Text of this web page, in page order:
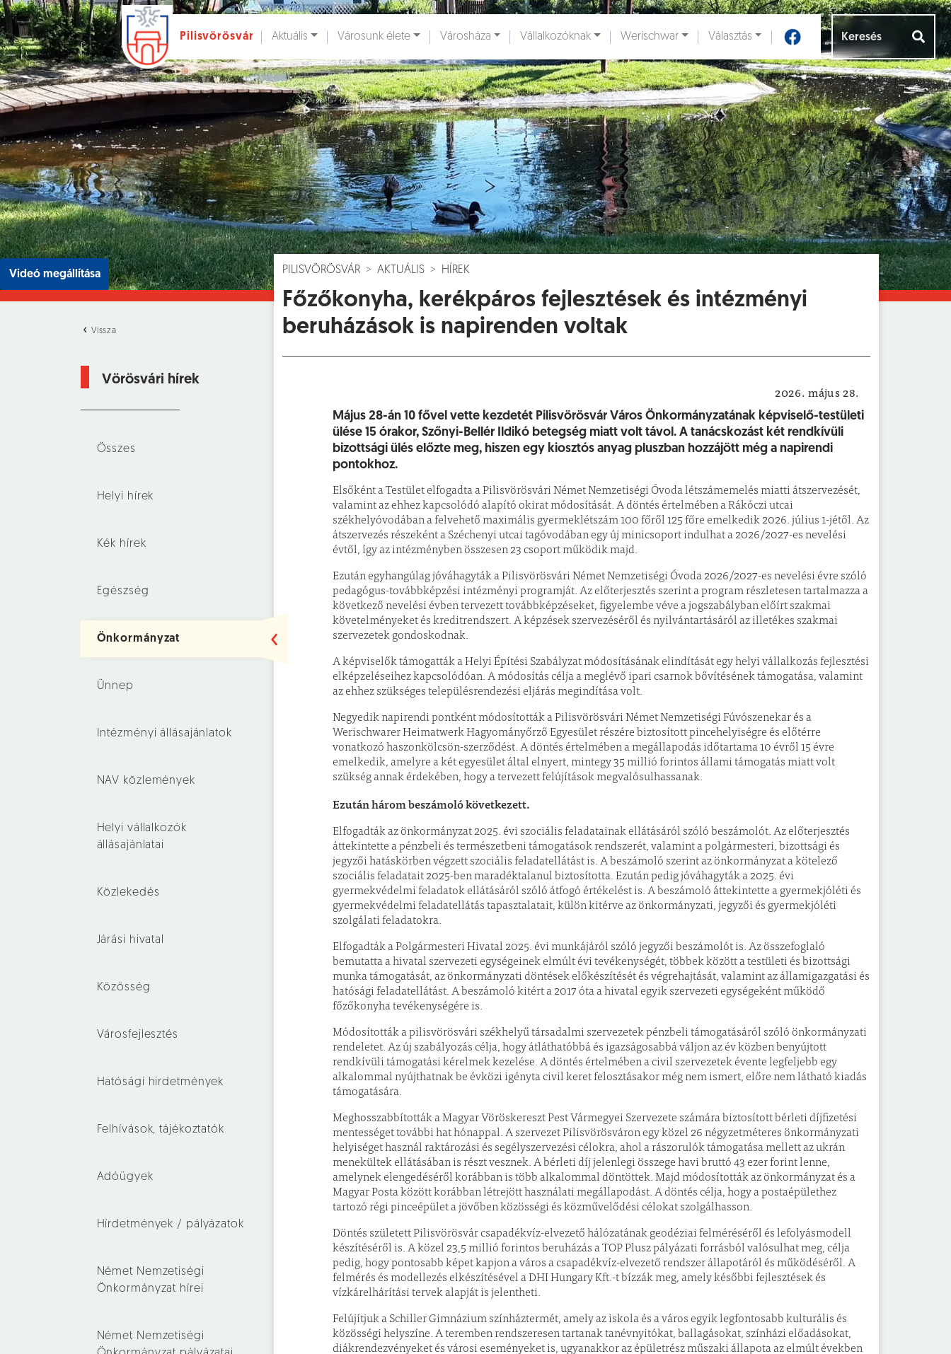
Ugrás a fő tartalomhoz
Pilisvörösvár Aktuális Városunk élete Városháza Vállalkozóknak Werischwar Választás
Videó megállítása
Vissza
Vörösvári hírek
Összes
Helyi hírek
Kék hírek
Egészség
Önkormányzat
Ünnep
Intézményi állásajánlatok
NAV közlemények
Helyi vállalkozók
állásajánlatai
Közlekedés
Járási hivatal
Közösség
Városfejlesztés
Hatósági hirdetmények
Felhívások, tájékoztatók
Adóügyek
Hírdetmények / pályázatok
Német Nemzetiségi
Önkormányzat hírei
Német Nemzetiségi
PILISVÖRÖSVÁR AKTUÁLIS HÍREK
Főzőkonyha, kerékpáros fejlesztések és intézményi
beruházások is napirenden voltak
Önkormányzat
2026. május 28.
Május 28-án 10 fővel vette kezdetét Pilisvörösvár Város Önkormányzatának képviselő-testületi
ülése 15 órakor, Szőnyi-Bellér Ildikó betegség miatt volt távol. A tanácskozást két rendkívüli
bizottsági ülés előzte meg, hiszen egy kiosztós anyag pluszban hozzájött még a napirendi
pontokhoz.
Elsőként a Testület elfogadta a Pilisvörösvári Német Nemzetiségi Óvoda létszámemelés miatti átszervezését,
valamint az ehhez kapcsolódó alapító okirat módosítását. A döntés értelmében a Rákóczi utcai
székhelyóvodában a felvehető maximális gyermeklétszám 100 főről 125 főre emelkedik 2026. július 1-jétől. Az
átszervezés részeként a Széchenyi utcai tagóvodában egy új minicsoport indulhat a 2026/2027-es nevelési
évtől, így az intézményben összesen 23 csoport működik majd.
Ezután egyhangúlag jóváhagyták a Pilisvörösvári Német Nemzetiségi Óvoda 2026/2027-es nevelési évre szóló
pedagógus-továbbképzési intézményi programját. Az előterjesztés szerint a program részletesen tartalmazza a
következő nevelési évben tervezett továbbképzéseket, figyelembe véve a jogszabályban előírt szakmai
követelményeket és kreditrendszert. A képzések szervezéséről és nyilvántartásáról az illetékes szakmai
szervezetek gondoskodnak.
A képviselők támogatták a Helyi Építési Szabályzat módosításának elindítását egy helyi vállalkozás fejlesztési
elképzeléseihez kapcsolódóan. A módosítás célja a meglévő ipari csarnok bővítésének támogatása, valamint
az ehhez szükséges településrendezési eljárás megindítása volt.
Negyedik napirendi pontként módosították a Pilisvörösvári Német Nemzetiségi Fúvószenekar és a
Werischwarer Heimatwerk Hagyományőrző Egyesület részére biztosított pincehelyiségre és előtérre
vonatkozó haszonkölcsön-szerződést. A döntés értelmében a megállapodás időtartama 10 évről 15 évre
emelkedik, amelyre a két egyesület által elnyert, mintegy 35 millió forintos állami támogatás miatt volt
szükség annak érdekében, hogy a tervezett felújítások megvalósulhassanak.
Ezután három beszámoló következett.
Elfogadták az önkormányzat 2025. évi szociális feladatainak ellátásáról szóló beszámolót. Az előterjesztés
áttekintette a pénzbeli és természetbeni támogatások rendszerét, valamint a polgármesteri, bizottsági és
jegyzői hatáskörben végzett szociális feladatellátást is. A beszámoló szerint az önkormányzat a kötelező
szociális feladatait 2025-ben maradéktalanul biztosította. Ezután pedig jóváhagyták a 2025. évi
gyermekvédelmi feladatok ellátásáról szóló átfogó értékelést is. A beszámoló áttekintette a gyermekjóléti és
gyermekvédelmi feladatellátás tapasztalatait, külön kitérve az önkormányzati, jegyzői és gyermekjóléti
szolgálati feladatokra.
Elfogadták a Polgármesteri Hivatal 2025. évi munkájáról szóló jegyzői beszámolót is. Az összefoglaló
bemutatta a hivatal szervezeti egységeinek elmúlt évi tevékenységét, többek között a testületi és bizottsági
munka támogatását, az önkormányzati döntések előkészítését és végrehajtását, valamint az államigazgatási és
hatósági feladatellátást. A beszámoló kitért a 2017 óta a hivatal egyik szervezeti egységeként működő
főzőkonyha tevékenységére is.
Módosították a pilisvörösvári székhelyű társadalmi szervezetek pénzbeli támogatásáról szóló önkormányzati
rendeletet. Az új szabályozás célja, hogy átláthatóbbá és igazságosabbá váljon az év közben benyújtott
rendkívüli támogatási kérelmek kezelése. A döntés értelmében a civil szervezetek évente legfeljebb egy
alkalommal nyújthatnak be évközi igényta civil keret felosztásakor még nem ismert, előre nem látható kiadás
támogatására.
Meghosszabbították a Magyar Vöröskereszt Pest Vármegyei Szervezete számára biztosított bérleti díjfizetési
mentességet további hat hónappal. A szervezet Pilisvörösváron egy közel 26 négyzetméteres önkormányzati
helyiséget használ raktározási és segélyszervezési célokra, ahol a rászorulók támogatása mellett az ukrán
menekültek ellátásában is részt vesznek. A bérleti díj jelenlegi összege havi bruttó 43 ezer forint lenne,
amelynek elengedéséről korábban is több alkalommal döntöttek. Majd módosították az önkormányzat és a
Magyar Posta között korábban létrejött használati megállapodást. A döntés célja, hogy a postaépülethez
tartozó régi pinceépület a jövőben közösségi és közművelődési célokat szolgálhasson.
Döntés született Pilisvörösvár csapadékvíz-elvezető hálózatának geodéziai felméréséről és lefolyásmodell
készítéséről is. A közel 23,5 millió forintos beruházás a TOP Plusz pályázati forrásból valósulhat meg, célja
pedig, hogy pontosabb képet kapjon a város a csapadékvíz-elvezető rendszer állapotáról és működéséről. A
felmérés és modellezés elkészítésével a DHI Hungary Kft.-t bízzák meg, amely későbbi fejlesztések és
vízkárelhárítási tervek alapját is jelentheti.
Felújítjuk a Schiller Gimnázium színháztermét, amely az iskola és a város egyik legfontosabb kulturális és
közösségi helyszíne. A teremben rendszeresen tartanak tanévnyitókat, ballagásokat, színházi előadásokat,
diákrendezvényeket és városi eseményeket is, ugyanakkor az épületrész műszaki állapota az elmúlt években
Hírek [] Események [] Dokumentumok [] Aloldalak []